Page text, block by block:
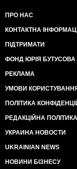
ПРО НАС
КОНТАКТНА
ПІДТРИМАТИ
ФОНД ЮРІЯ БУТУСОВА
РЕКЛАМА
УМОВИ КОРИСТУВАННЯ
ПОЛІТИКА
РЕДАКЦІЙНА ПОЛІТИКА
УКРАИНА НОВОСТИ
UKRAINIAN NEWS
НОВИНИ БІЗНЕСУ